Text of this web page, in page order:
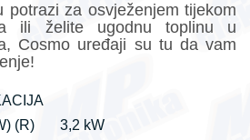
potrazi za osvježenjem tijekom
ili želite ugodnu toplinu u
Cosmo uređaji su tu da vam
(R)
3,2 kW